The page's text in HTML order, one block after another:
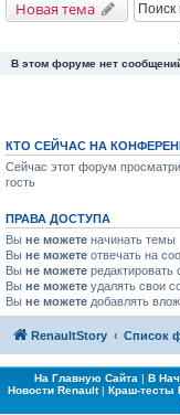
Новая тема
В этом форуме нет
КТО СЕЙЧАС НА
Сейчас этот форум
гость
ПРАВА ДОСТУПА
Вы не можете начинать темы
Вы не можете отвечать на
Вы не можете
Вы не можете удалять свои
Вы не можете добавлять
RenaultStory Список
На Главную Сайта | В
Новости Renault| Краш-тесты